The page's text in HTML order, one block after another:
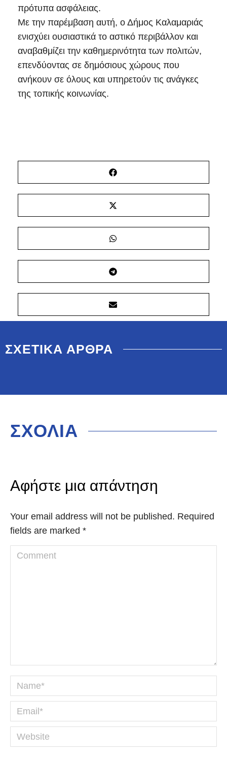
πρότυπα ασφάλειας.
Με την παρέμβαση αυτή, ο Δήμος Καλαμαριάς
ενισχύει ουσιαστικά το αστικό περιβάλλον και
αναβαθμίζει την καθημερινότητα των πολιτών,
επενδύοντας σε δημόσιους χώρους που
ανήκουν σε όλους και υπηρετούν τις ανάγκες
της τοπικής κοινωνίας.
ΣΧΕΤΙΚΑ ΑΡΘΡΑ
ΣΧΟΛΙΑ
Αφήστε μια απάντηση
Your email address will not be published. Required
fields are marked *
Comment
Name *
Email *
Website